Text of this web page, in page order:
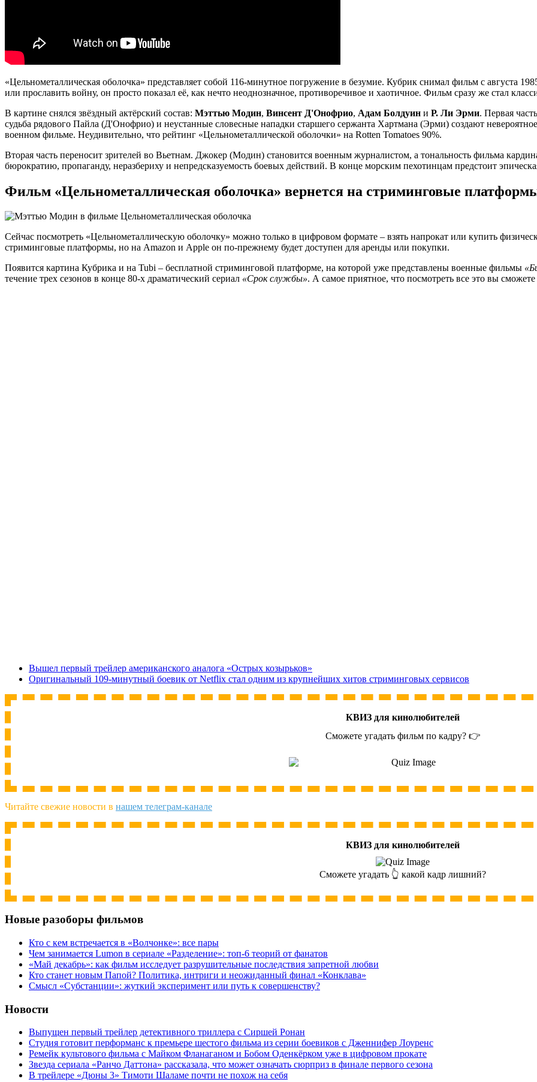
«Цельнометаллическая оболочка» представляет собой 116-минутное погружение в безумие. Кубрик снимал фильм с августа
или прославить войну, он просто показал её, как нечто неоднозначное, противоречивое и хаотичное. Фильм сразу же стал
В картине снялся звёздный актёрский состав: Мэттью Модин, Винсент Д'Онофрио, Адам Болдуин и Р. Ли Эрми. Первая
судьба рядового Пайла (Д'Онофрио) и неустанные словесные нападки старшего сержанта Хартмана (Эрми) создают
военном фильме. Неудивительно, что рейтинг «Цельнометаллической оболочки» на Rotten Tomatoes 90%.
Вторая часть переносит зрителей во Вьетнам. Джокер (Модин) становится военным журналистом, а тональность фильма
бюрократию, пропаганду, неразбериху и непредсказуемость боевых действий. В конце морским пехотинцам предстоит
Фильм «Цельнометаллическая оболочка» вернется на стриминговые
Сейчас посмотреть «Цельнометаллическую оболочку» можно только в цифровом формате – взять напрокат или купить
стриминговые платформы, но на Amazon и Apple он по-прежнему будет доступен для аренды или покупки.
Появится картина Кубрика и на Tubi – бесплатной стриминговой платформе, на которой уже представлены военные фильмы
течение трех сезонов в конце 80-х драматический сериал «Срок службы». А самое приятное, что посмотреть все это вы сможете
Вышел первый трейлер американского аналога «Острых козырьков»
Оригинальный 109-минутный боевик от Netflix стал одним из крупнейших хитов стриминговых сервисов
КВИЗ для кинолюбителей
Сможете угадать фильм по кадру? 👉
Читайте свежие новости в нашем телеграм-канале
КВИЗ для кинолюбителей
Сможете угадать 👆 какой кадр лишний?
Новые разоборы фильмов
Кто с кем встречается в «Волчонке»: все пары
Чем занимается Lumon в сериале «Разделение»: топ-6 теорий от фанатов
«Май декабрь»: как фильм исследует разрушительные последствия запретной любви
Кто станет новым Папой? Политика, интриги и неожиданный финал «Конклава»
Cмысл «Субстанции»: жуткий эксперимент или путь к совершенству?
Новости
Выпущен первый трейлер детективного триллера с Сиршей Ронан
Студия готовит перформанс к премьере шестого фильма из серии боевиков с Дженнифер Лоуренс
Ремейк культового фильма с Майком Фланаганом и Бобом Оденкёрком уже в цифровом прокате
Звезда сериала «Ранчо Даттона» рассказала, что может означать сюрприз в финале первого сезона
В трейлере «Дюны 3» Тимоти Шаламе почти не похож на себя